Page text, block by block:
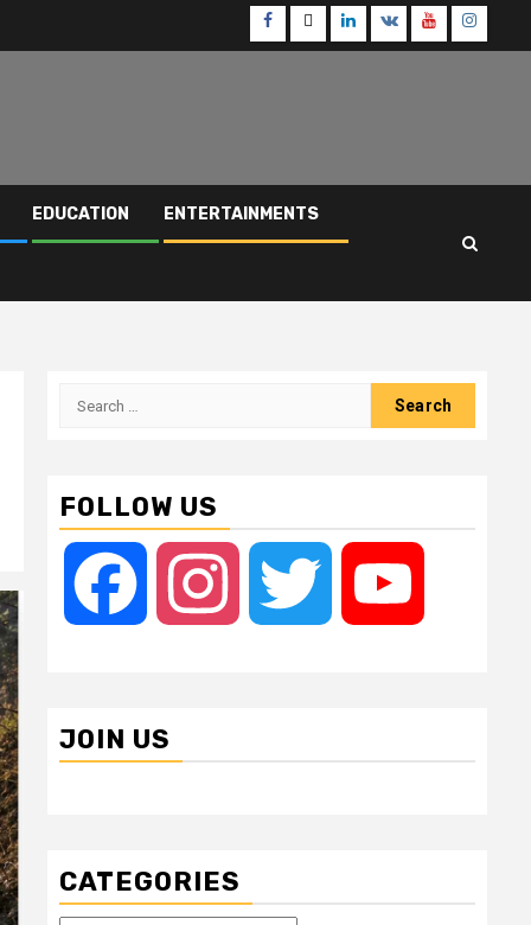
Facebook
TwitterLinkedin
VK Youtube
EDUCATION ENTERTAINMENTS
Search
FOLLOW US
Facebook Instagram Twitter
JOIN US
CATEGORIES